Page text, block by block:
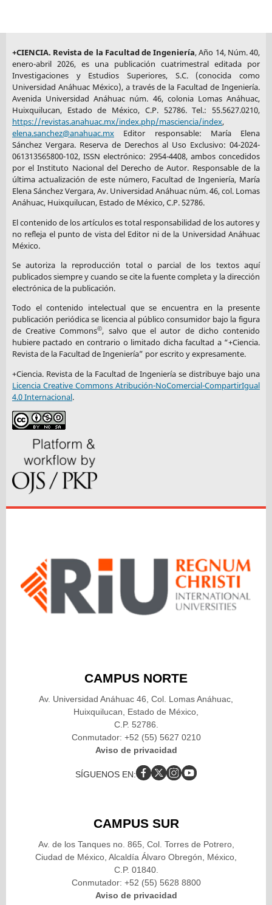
+CIENCIA. Revista de la Facultad de Ingeniería, Año 14, Núm. 40,
enero-abril 2026, es una publicación cuatrimestral editada por
Investigaciones y Estudios Superiores, S.C. (conocida como
Universidad Anáhuac México), a través de la Facultad de Ingeniería.
Avenida Universidad Anáhuac núm. 46, colonia Lomas Anáhuac,
Huixquilucan, Estado de México, C.P. 52786. Tel.: 55.5627.0210,
https://revistas.anahuac.mx/index.php/masciencia/index,
elena.sanchez@anahuac.mxEditor responsable: María Elena
Sánchez Vergara. Reserva de Derechos al Uso Exclusivo: 04-2024-
061313565800-102, ISSN electrónico: 2954-4408, ambos concedidos
por el Instituto Nacional del Derecho de Autor. Responsable de la
última actualización de este número, Facultad de Ingeniería, María
Elena Sánchez Vergara, Av. Universidad Anáhuac núm. 46, col. Lomas
Anáhuac, Huixquilucan, Estado de México, C.P. 52786.
El contenido de los artículos es total responsabilidad de los autores y
no refleja el punto de vista del Editor ni de la Universidad Anáhuac
México.
Se autoriza la reproducción total o parcial de los textos aquí
publicados siempre y cuando se cite la fuente completa y la dirección
electrónica de la publicación.
Todo el contenido intelectual que se encuentra en la presente
publicación periódica se licencia al público consumidor bajo la figura
de Creative Commons©, salvo que el autor de dicho contenido
hubiere pactado en contrario o limitado dicha facultad a “+Ciencia.
Revista de la Facultad de Ingeniería” por escrito y expresamente.
+Ciencia. Revista de la Facultad de Ingeniería se distribuye bajo una
Licencia Creative Commons Atribución-NoComercial-CompartirIgual
4.0 Internacional.
CAMPUS NORTE
Av. Universidad Anáhuac 46, Col. Lomas Anáhuac,
Huixquilucan, Estado de México,
C.P. 52786.
Conmutador: +52 (55) 5627 0210
Aviso de privacidad
SÍGUENOS EN:
CAMPUS SUR
Av. de los Tanques no. 865, Col. Torres de Potrero,
Ciudad de México, Alcaldía Álvaro Obregón, México,
C.P. 01840.
Conmutador: +52 (55) 5628 8800
Aviso de privacidad